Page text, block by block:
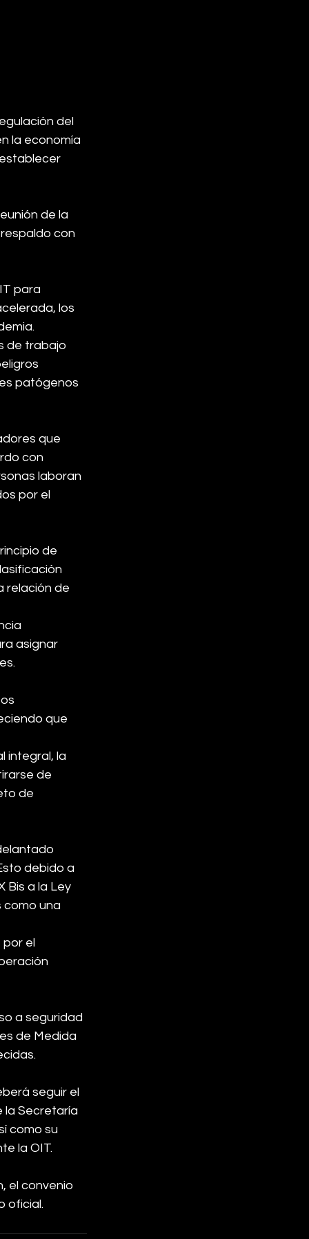
del
la economía
de la
con
para
los
de trabajo
patógenos
que
con
laboran
por el
de
relación de
asignar
que
integral, la
de
de
debido a
Bis a la Ley
como una
por el
a seguridad
de Medida
seguir el
la Secretaría
como su
la OIT.
el convenio
oficial.